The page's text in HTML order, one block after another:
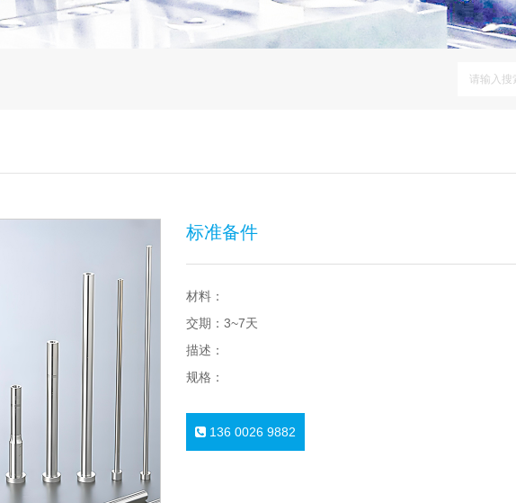
标准备件
材料：
交期：3~7天
描述：
规格：
136 0026 9882